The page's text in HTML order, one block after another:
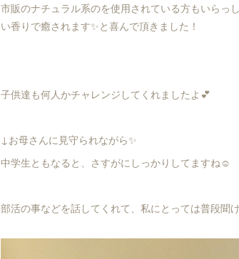
市販のナチュラル系のを使用されている方もいらっ
い香りで癒されます✨と喜んで頂きました！
子供達も何人かチャレンジしてくれましたよ💕
↓お母さんに見守られながら✨
中学生ともなると、さすがにしっかりしてますね☺️
部活の事などを話してくれて、私にとっては普段聞